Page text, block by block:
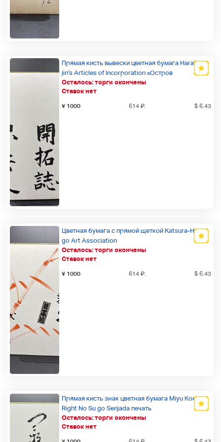
Осталось: торги окончены
Ставок нет
Прямая кисть вывески цветная бумага Haratake-
jin’s Articles of Incorporation «Остров
первопроходец журнал» Артист 3rd Japan
Fantasia Премия Excellence Award
Новый товар
¥ 1000 614 ₽. $ 6.43
Осталось: торги окончены
Ставок нет
Цветная бумага с прямой щеткой Katsura-Heiji O
go Art Association
Новый товар
¥ 1000 614 ₽. $ 6.43
Осталось: торги окончены
Ставок нет
Прямая кисть знак цветная бумага Miyu Koen-
Right No Su go Senjada печать
Новый товар